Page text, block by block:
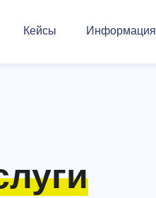
Кейсы Информация